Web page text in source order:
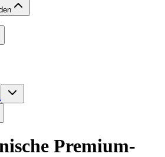
Premium-